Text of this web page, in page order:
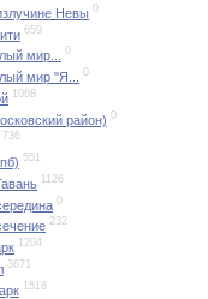
Невы 0
659
мир... 0
мир "Я... 0
1068
район) 0
736
551
1126
0
232
1204
3671
1518